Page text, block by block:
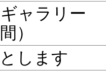
ギャラリー
）
します